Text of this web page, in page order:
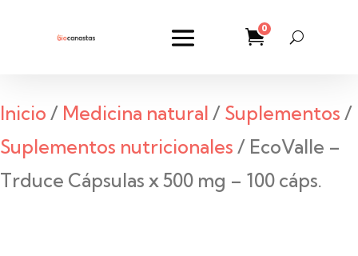
0
Inicio / Medicina natural / Suplementos /
Suplementos nutricionales / EcoValle –
Trduce Cápsulas x 500 mg – 100 cáps.